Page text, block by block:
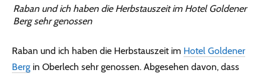
Raban und ich haben die Herbstauszeit im Hotel Goldener
Berg sehr genossen
Raban und ich haben die Herbstauszeit im Hotel Goldener
Berg in Oberlech sehr genossen. Abgesehen davon, dass